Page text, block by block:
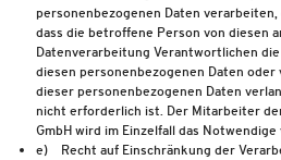
personenbezogenen Daten
dass die betroffene Person von diesen
Datenverarbeitung Verantwortlichen
diesen personenbezogenen Daten
dieser personenbezogenen Daten
nicht erforderlich ist. Der Mitarbeiter
GmbH wird im Einzelfall das Notwendige
e) Recht auf Einschränkung der